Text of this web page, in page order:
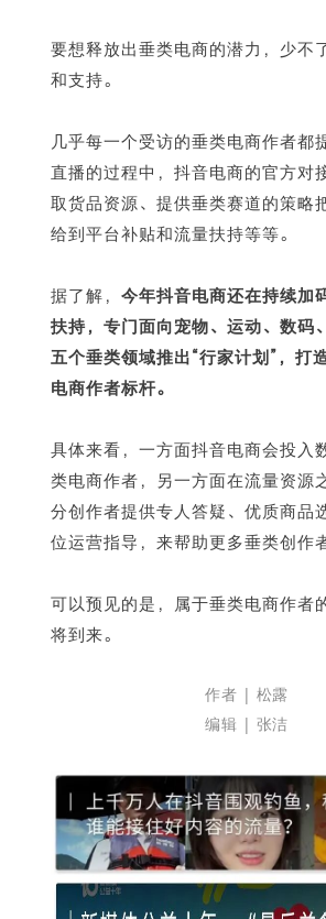
要想释放出垂类电商的潜力，少不
和支持。
几乎每一个受访的垂类电商作者都
直播的过程中，抖音电商的官方对
取货品资源、提供垂类赛道的策略
给到平台补贴和流量扶持等等。
据了解，今年抖音电商还在持续加
扶持，专门面向宠物、运动、数码
五个垂类领域推出“行家计划”，打
电商作者标杆。
具体来看，一方面抖音电商会投入
类电商作者，另一方面在流量资源
分创作者提供专人答疑、优质商品
位运营指导，来帮助更多垂类创作
可以预见的是，属于垂类电商作者
将到来。
作者 | 松露
编辑 | 张洁